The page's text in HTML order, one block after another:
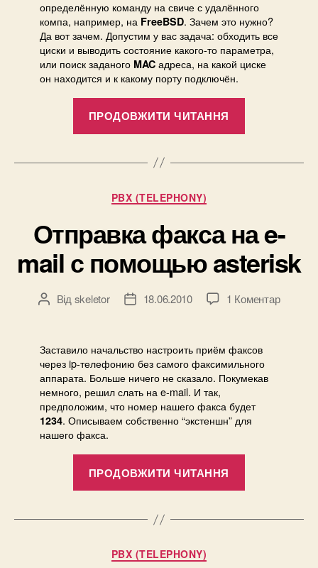
определённую команду на свиче с удалённого
компа, например, на FreeBSD. Зачем это нужно?
Да вот зачем. Допустим у вас задача: обходить все
циски и выводить состояние какого-то параметра,
или поиск заданого MAC адреса, на какой циске
он находится и к какому порту подключён.
ПРОДОВЖИТИ ЧИТАННЯ
на
Категорії
PBX (TELEPHONY)
Отправка факса на e-
mail с помощью asterisk
Автор
Відskeletor
Дата18.06.2010 1 Коментардо
Заставило начальство настроить приём факсов
через ip-телефонию без самого факсимильного
аппарата. Больше ничего не сказало. Покумекав
немного, решил слать на e-mail. И так,
предположим, что номер нашего факса будет
1234. Описываем собственно “экстеншн” для
нашего факса.
ПРОДОВЖИТИ ЧИТАННЯ
e-
Категорії
PBX (TELEPHONY)